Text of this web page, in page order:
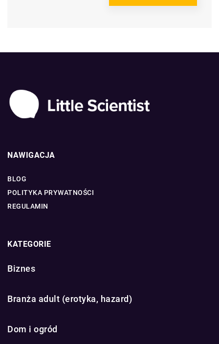
NAWIGACJA
BLOG
POLITYKA PRYWATNOŚCI
REGULAMIN
KATEGORIE
Biznes
Branża adult (erotyka, hazard)
Dom i ogród